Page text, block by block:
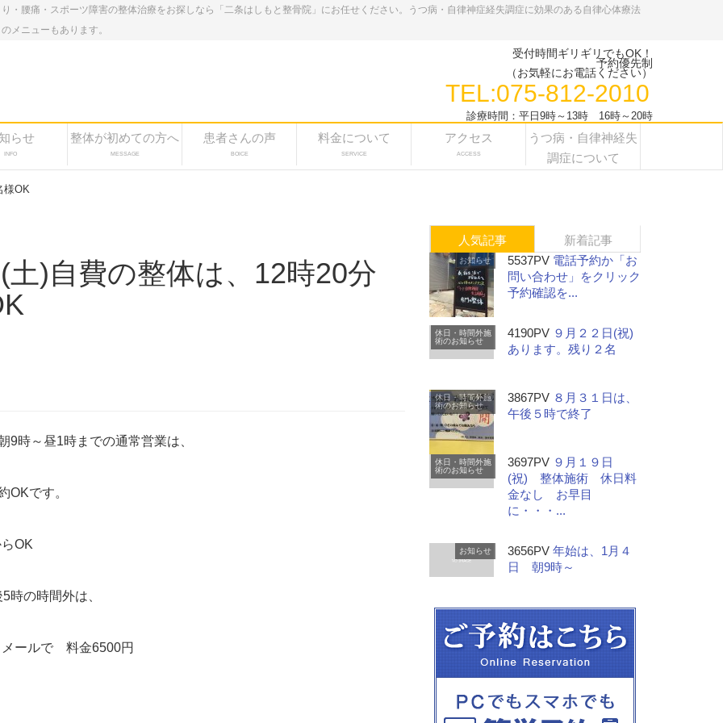
・腰痛・スポーツ障害の整体治療をお探しなら「二条はしもと整骨院」にお任せください。うつ病・自律神症経失調症に効果のある自律心体療法
メニューもあります。
受付時間ギリギリでもOK！
予約優先制
（お気軽にお電話ください）
TEL:075-812-2010
診療時間：平日9時～13時 16時～20時
らせ
INFO
整体が初めての方へ
MESSAGE
患者さんの声
BOICE
料金について
SERVICE
アクセス
ACCESS
うつ病・自律神経失
調症について
様OK
土)自費の整体は、12時20分
～昼1時までの通常営業は、
です。
OK
の時間外は、
メールで 料金6500円
人気記事 新着記事
お知らせ 5537PV 電話予約か「お
問い合わせ」をクリック
予約確認を...
休日・時間外施
術のお知らせ
4190PV ９月２２日(祝)
あります。残り２名
休日・時間外施
術のお知らせ
3867PV ８月３１日は、
午後５時で終了
休日・時間外施
術のお知らせ
3697PV ９月１９日
(祝) 整体施術 休日料
金なし お早目
に・・・...
お知らせ 3656PV 年始は、1月４
日 朝9時～